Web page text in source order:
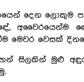
දෙන ලොකුම
අවෛරයෙන්ම
මෙවර වෙසක්
සිලකින් මුළු